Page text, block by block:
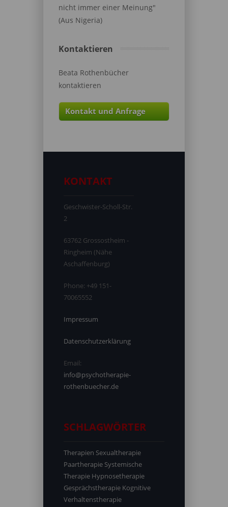
nicht immer einer Meinung"
(Aus Nigeria)
Kontaktieren
Beata Rothenbücher
kontaktieren
Kontakt und Anfrage
KONTAKT
Geschwister-Scholl-Str.
2
63762 Grossostheim -
Ringheim (Nähe
Aschaffenburg)
Phone: +49 151-
70065552
Impressum
Datenschutzerklärung
Email:
info@psychotherapie-
rothenbuecher.de
SCHLAGWÖRTER
Therapien Sexualtherapie
Paartherapie Systemische
Therapie Hypnosetherapie
Gesprächstherapie Kognitive
Verhaltenstherapie